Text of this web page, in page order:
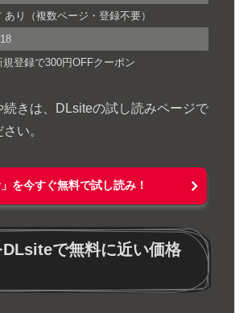
あり（複数ページ・登録不要）
規登録で300円OFFクーポン
きは、DLsiteの試し読みページで
い。
」を今すぐ無料で試し読み！
DLsiteで無料に近い価格